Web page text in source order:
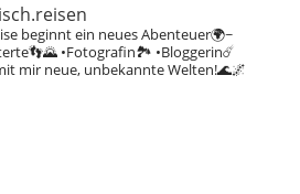
beginnt ein neues Abenteuer🌍~
•Fotografin🏞️ •Bloggerin☄️
mir neue, unbekannte Welten!🌊🌌